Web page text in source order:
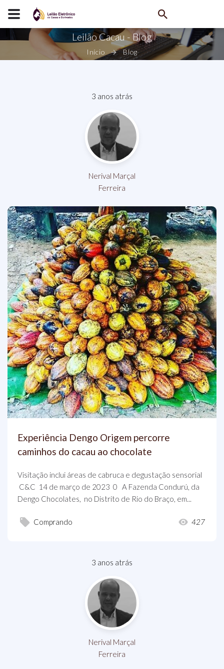
Leilão Cacau - Blog
Início Blog
3 anos atrás
Nerival Marçal
Ferreira
Experiência Dengo Origem percorre
caminhos do cacau ao chocolate
Visitação inclui áreas de cabruca e degustação sensorial
C&C 14 de março de 2023 0 A Fazenda Condurú, da
Dengo Chocolates, no Distrito de Rio do Braço, em...
Comprando 427
3 anos atrás
Nerival Marçal
Ferreira